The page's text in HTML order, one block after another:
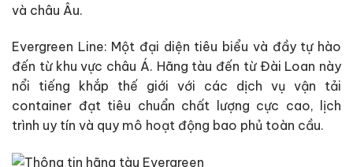
và châu Âu.
Evergreen Line: Một đại diện tiêu biểu và đầy tự hào
đến từ khu vực châu Á. Hãng tàu đến từ Đài Loan này
nổi tiếng khắp thế giới với các dịch vụ vận tải
container đạt tiêu chuẩn chất lượng cực cao, lịch
trình uy tín và quy mô hoạt động bao phủ toàn cầu.